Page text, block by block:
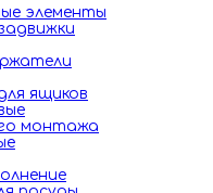
элементы
ящиков
монтажа